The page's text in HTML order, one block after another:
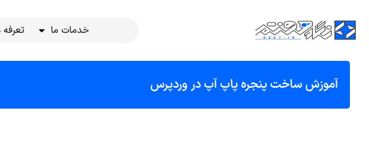
خدمات ما تعرفه
آموزش ساخت پنجره پاپ آپ در وردپرس